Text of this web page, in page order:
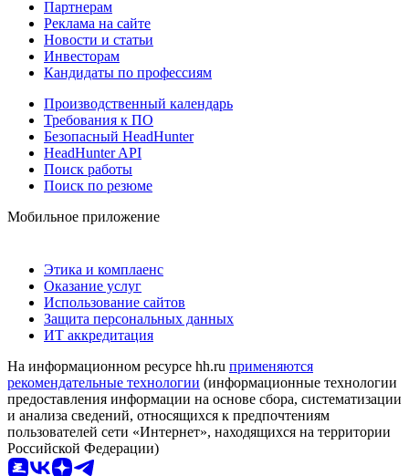
Партнерам
Реклама на сайте
Новости и статьи
Инвесторам
Кандидаты по профессиям
Производственный календарь
Требования к ПО
Безопасный HeadHunter
HeadHunter API
Поиск работы
Поиск по резюме
Мобильное приложение
Этика и комплаенс
Оказание услуг
Использование сайтов
Защита персональных данных
ИТ аккредитация
На информационном ресурсе hh.ru применяются
рекомендательные технологии (информационные технологии
предоставления информации на основе сбора, систематизации
и анализа сведений, относящихся к предпочтениям
пользователей сети «Интернет», находящихся на территории
Российской Федерации)